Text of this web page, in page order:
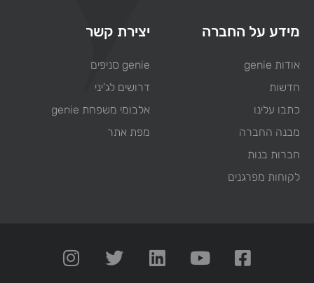
מידע על החברה
אודות genie
חדשות
כתבו עלינו
מבנה החברה
חברות בנות
לקוחות מפרגנים
יצירת קשר
genie סניפים
דרושים לג'יני
אלבומי משפחת genie
מפת אתר